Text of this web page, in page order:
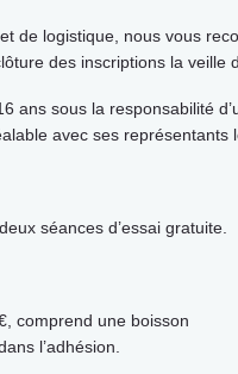
de logistique, nous vous
des inscriptions la veille
ans sous la responsabilité
avec ses représentants
séances d’essai gratuite.
comprend une boisson
l’adhésion.